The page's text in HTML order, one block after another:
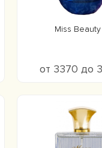
Miss
от 3370 до